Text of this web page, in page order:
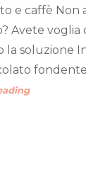
e caffè Non
Avete voglia
la soluzione